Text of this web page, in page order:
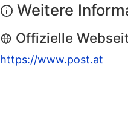
Weitere
Offizielle
https://www.post.at